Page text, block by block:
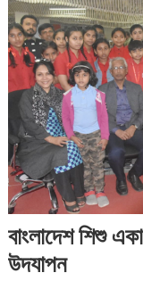
বাংলাদেশ শিশু
উদযাপন